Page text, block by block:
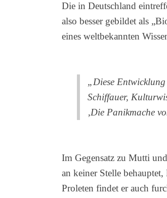
Die in Deutschland
also besser gebildet als
eines weltbekannten
„Diese
Schiffauer,
‚Die Panikmache
Im Gegensatz zu Mutti
an keiner Stelle
Proleten findet er auch